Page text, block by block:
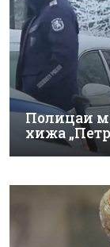
Полицаи
хижа